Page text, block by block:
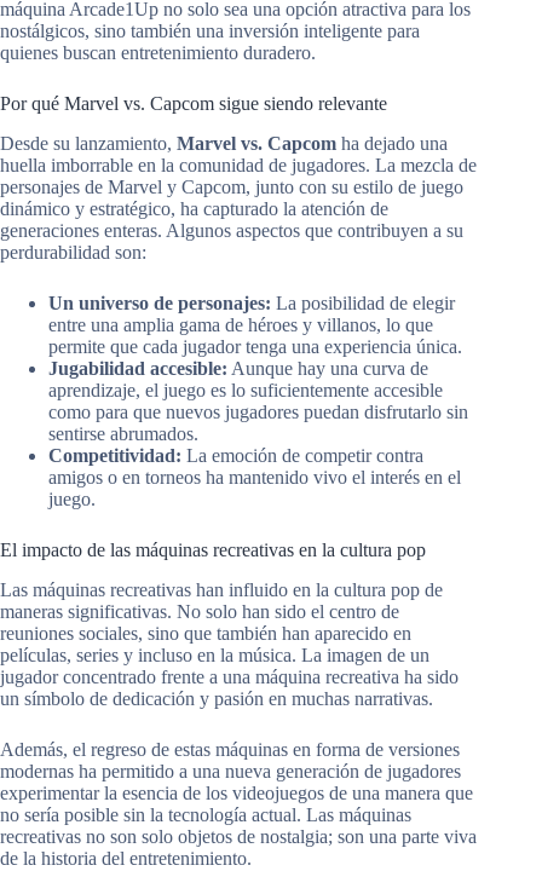
máquina Arcade1Up no solo sea una opción atractiva para los
nostálgicos, sino también una inversión inteligente para
quienes buscan entretenimiento duradero.
Por qué Marvel vs. Capcom sigue siendo relevante
Desde su lanzamiento, Marvel vs. Capcom ha dejado una
huella imborrable en la comunidad de jugadores. La mezcla de
personajes de Marvel y Capcom, junto con su estilo de juego
dinámico y estratégico, ha capturado la atención de
generaciones enteras. Algunos aspectos que contribuyen a su
perdurabilidad son:
Un universo de personajes: La posibilidad de elegir
entre una amplia gama de héroes y villanos, lo que
permite que cada jugador tenga una experiencia única.
Jugabilidad accesible: Aunque hay una curva de
aprendizaje, el juego es lo suficientemente accesible
como para que nuevos jugadores puedan disfrutarlo sin
sentirse abrumados.
Competitividad: La emoción de competir contra
amigos o en torneos ha mantenido vivo el interés en el
juego.
El impacto de las máquinas recreativas en la cultura pop
Las máquinas recreativas han influido en la cultura pop de
maneras significativas. No solo han sido el centro de
reuniones sociales, sino que también han aparecido en
películas, series y incluso en la música. La imagen de un
jugador concentrado frente a una máquina recreativa ha sido
un símbolo de dedicación y pasión en muchas narrativas.
Además, el regreso de estas máquinas en forma de versiones
modernas ha permitido a una nueva generación de jugadores
experimentar la esencia de los videojuegos de una manera que
no sería posible sin la tecnología actual. Las máquinas
recreativas no son solo objetos de nostalgia; son una parte viva
de la historia del entretenimiento.